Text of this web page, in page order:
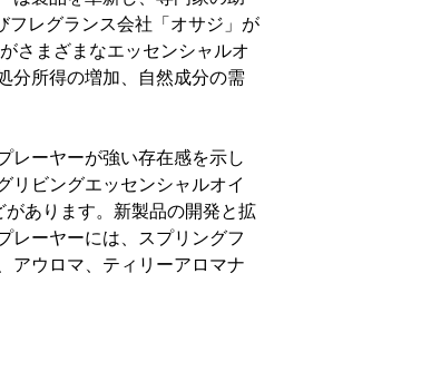
フレグランス会社「オサジ」が
さまざまなエッセンシャルオ
分所得の増加、自然成分の需
レーヤーが強い存在感を示し
リビングエッセンシャルオイ
あります。新製品の開発と拡
レーヤーには、スプリングフ
アウロマ、ティリーアロマナ